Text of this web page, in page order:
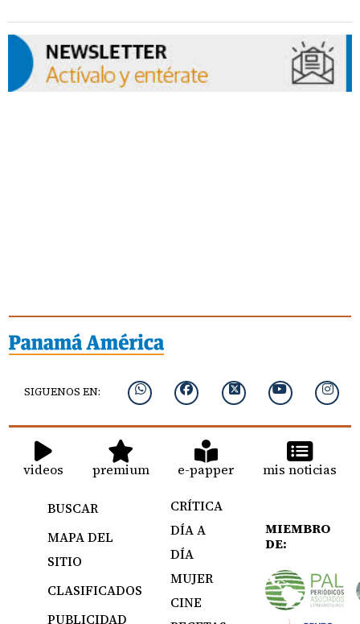
SIGUENOS EN:
videos premium e-papper mis noticias
BUSCAR
MAPA DEL
SITIO
CLASIFICADOS
PUBLICIDAD
CRÍTICA
DÍA A
DÍA
MUJER
CINE
MIEMBRO
DE: